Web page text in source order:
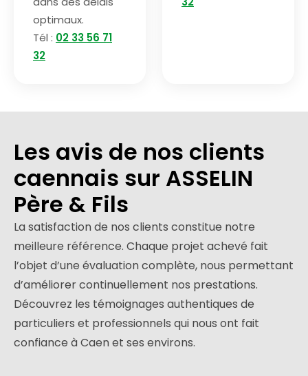
optimaux.
Tél : 02 33 56 71
32
Les avis de nos clients
caennais sur ASSELIN
Père & Fils
La satisfaction de nos clients constitue notre
meilleure référence. Chaque projet achevé fait
l’objet d’une évaluation complète, nous permettant
d’améliorer continuellement nos prestations.
Découvrez les témoignages authentiques de
particuliers et professionnels qui nous ont fait
confiance à Caen et ses environs.